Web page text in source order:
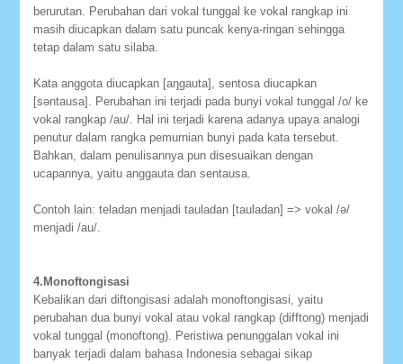
berurutan. Perubahan dari vokal tunggal ke vokal rangkap ini
masih diucapkan dalam satu puncak kenya-ringan sehingga
tetap dalam satu silaba.
Kata anggota diucapkan [aŋgauta], sentosa diucapkan
[səntausa]. Perubahan ini terjadi pada bunyi vokal tunggal /o/ ke
vokal rangkap /au/. Hal ini terjadi karena adanya upaya analogi
penutur dalam rangka pemurnian bunyi pada kata tersebut.
Bahkan, dalam penulisannya pun disesuaikan dengan
ucapannya, yaitu anggauta dan sentausa.
Contoh lain: teladan menjadi tauladan [tauladan] => vokal /ə/
menjadi /au/.
4.Monoftongisasi
Kebalikan dari diftongisasi adalah monoftongisasi, yaitu
perubahan dua bunyi vokal atau vokal rangkap (difftong) menjadi
vokal tunggal (monoftong). Peristiwa penunggalan vokal ini
banyak terjadi dalam bahasa Indonesia sebagai sikap